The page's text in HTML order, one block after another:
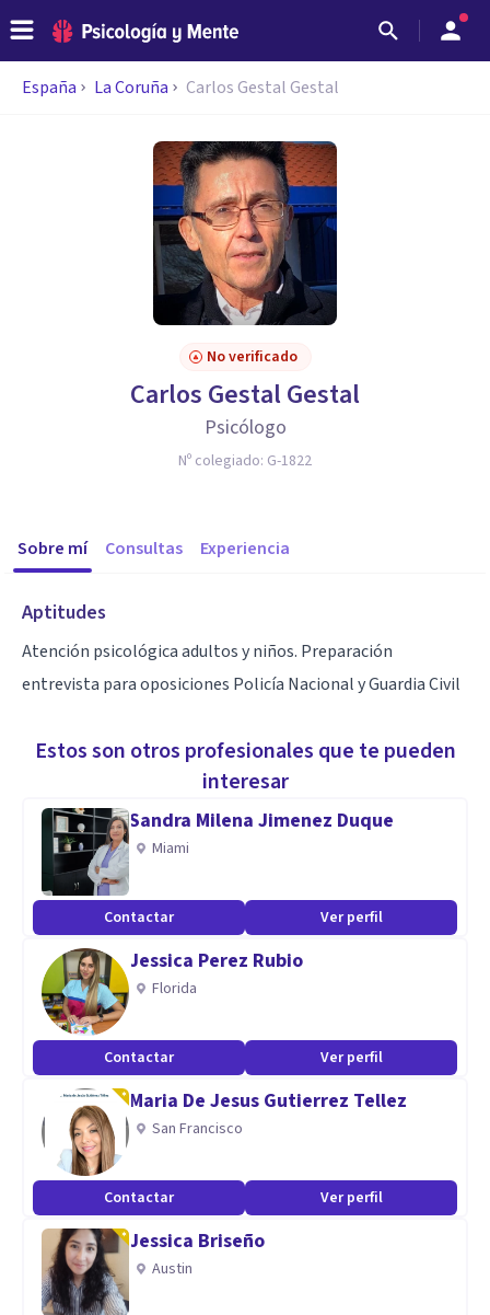
España La Coruña Carlos Gestal Gestal
No verificado
Carlos Gestal Gestal
Psicólogo
Nº colegiado: G-1822
Sobre mí Consultas Experiencia
Aptitudes
Atención psicológica adultos y niños. Preparación
entrevista para oposiciones Policía Nacional y Guardia Civil
Estos son otros profesionales que te pueden
interesar
Sandra Milena Jimenez Duque
Miami
Contactar Ver perfil
Jessica Perez Rubio
Florida
Contactar Ver perfil
Maria De Jesus Gutierrez Tellez
San Francisco
Contactar Ver perfil
Jessica Briseño
Austin